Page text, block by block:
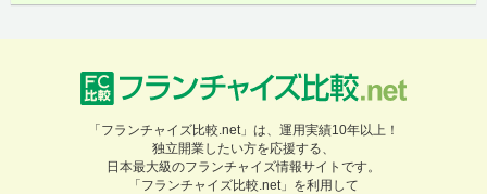
「フランチャイズ比較.net」は、運用実績10年以上！
独立開業したい方を応援する、
日本最大級のフランチャイズ情報サイトです。
「フランチャイズ比較.net」を利用して